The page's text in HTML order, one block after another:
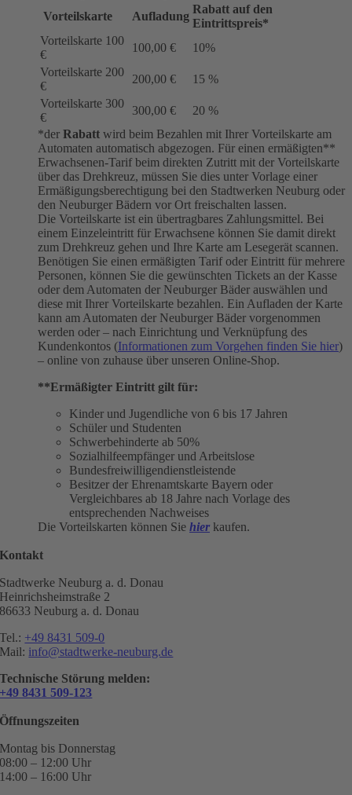
Vorteilskarte
Aufladung
Rabatt auf den
Eintrittspreis*
Vorteilskarte 100
€
100,00 €
10%
Vorteilskarte 200
€
200,00 €
15 %
Vorteilskarte 300
€
300,00 €
20 %
*der Rabatt wird beim Bezahlen mit Ihrer Vorteilskarte am
Automaten automatisch abgezogen. Für einen ermäßigten**
Erwachsenen-Tarif beim direkten Zutritt mit der Vorteilskarte
über das Drehkreuz, müssen Sie dies unter Vorlage einer
Ermäßigungsberechtigung bei den Stadtwerken Neuburg oder
den Neuburger Bädern vor Ort freischalten lassen.
Die Vorteilskarte ist ein übertragbares Zahlungsmittel. Bei
einem Einzeleintritt für Erwachsene können Sie damit direkt
zum Drehkreuz gehen und Ihre Karte am Lesegerät scannen.
Benötigen Sie einen ermäßigten Tarif oder Eintritt für mehrere
Personen, können Sie die gewünschten Tickets an der Kasse
oder dem Automaten der Neuburger Bäder auswählen und
diese mit Ihrer Vorteilskarte bezahlen. Ein Aufladen der Karte
kann am Automaten der Neuburger Bäder vorgenommen
werden oder – nach Einrichtung und Verknüpfung des
Kundenkontos (Informationen zum Vorgehen finden Sie hier)
– online von zuhause über unseren Online-Shop.
**Ermäßigter Eintritt gilt für:
Kinder und Jugendliche von 6 bis 17 Jahren
Schüler und Studenten
Schwerbehinderte ab 50%
Sozialhilfeempfänger und Arbeitslose
Bundesfreiwilligendienstleistende
Besitzer der Ehrenamtskarte Bayern oder
Vergleichbares ab 18 Jahre nach Vorlage des
entsprechenden Nachweises
Die Vorteilskarten können Sie hier kaufen.
Kontakt
Stadtwerke Neuburg a. d. Donau
Heinrichsheimstraße 2
86633 Neuburg a. d. Donau
Tel.: +49 8431 509-0
Mail: info@stadtwerke-neuburg.de
Technische Störung melden:
+49 8431 509-123
Öffnungszeiten
Montag bis Donnerstag
08:00 – 12:00 Uhr
14:00 – 16:00 Uhr